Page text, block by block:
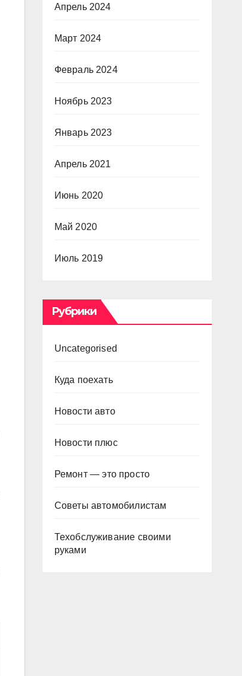
Апрель 2024
Март 2024
Февраль 2024
Ноябрь 2023
Январь 2023
Апрель 2021
Июнь 2020
Май 2020
Июль 2019
Рубрики
Uncategorised
Куда поехать
Новости авто
Новости плюс
Ремонт — это просто
Советы автомобилистам
Техобслуживание своими
руками